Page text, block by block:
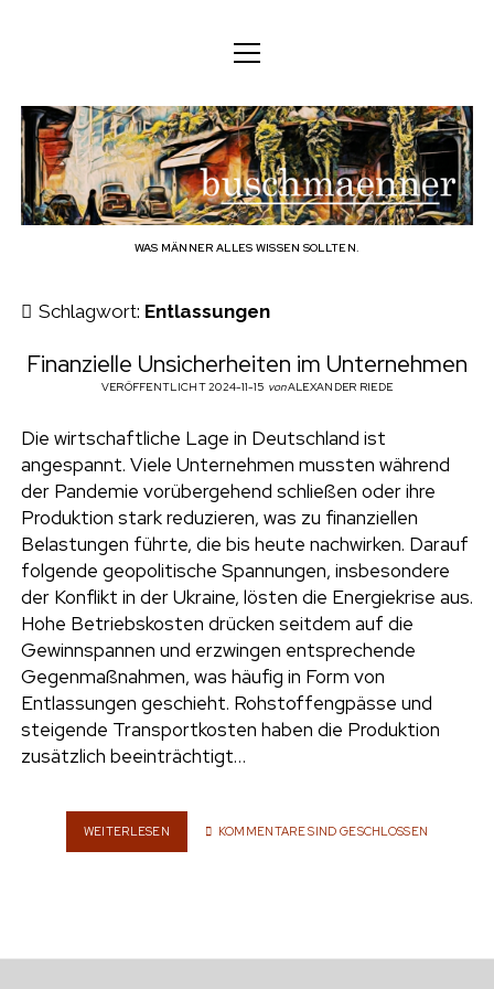
DEUTSCH
ü
ö
f
f
n
e
n
DEUTSCH
ENGLISH
KÖRPER
GEIST
FAMILIE
BERUF
HAUSHALT
HOBBY
SOZIALES
UMWELT
w
i
t
t
e
i
n
s
t
a
g
M
e
ö
f
f
n
e
n
b
u
s
c
h
a
e
n
n
e
r
WAS MÄNNER ALLES WISSEN SOLLTEN.
Schlagwort: Entlassungen
Finanzielle Unsicherheiten im Unternehmen
VERÖFFENTLICHT 2024-11-15 vonALEXANDER RIEDE
Die wirtschaftliche Lage in Deutschland ist
angespannt. Viele Unternehmen mussten während
der Pandemie vorübergehend schließen oder ihre
Produktion stark reduzieren, was zu finanziellen
Belastungen führte, die bis heute nachwirken. Darauf
folgende geopolitische Spannungen, insbesondere
der Konflikt in der Ukraine, lösten die Energiekrise aus.
Hohe Betriebskosten drücken seitdem auf die
Gewinnspannen und erzwingen entsprechende
Gegenmaßnahmen, was häufig in Form von
Entlassungen geschieht. Rohstoffengpässe und
steigende Transportkosten haben die Produktion
zusätzlich beeinträchtigt…
WEITERLESEN
I
I
KOMMENTARE SIND GESCHLOSSEN